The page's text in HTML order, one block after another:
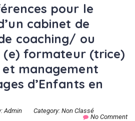
pour le
cabinet de
coaching/ ou
(e) formateur (trice)
management
d’Enfants en
Admin Category: Non Classé
No Comment